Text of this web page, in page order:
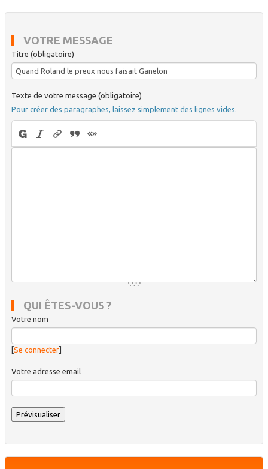
VOTRE MESSAGE
Titre (obligatoire)
Texte de votre message (obligatoire)
Pour créer des paragraphes, laissez simplement des lignes vides.
QUI ÊTES-VOUS ?
Votre nom
Se connecter]
Votre adresse email